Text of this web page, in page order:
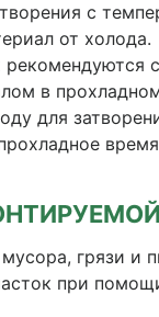
с
от холода.
в
для
мусора, грязи
при